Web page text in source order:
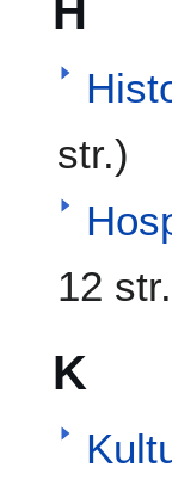
H
str.)
12
K